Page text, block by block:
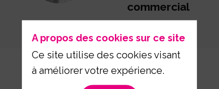
commercial
France
A propos des cookies sur ce site
Ce site utilise des cookies visant
à améliorer votre expérience.